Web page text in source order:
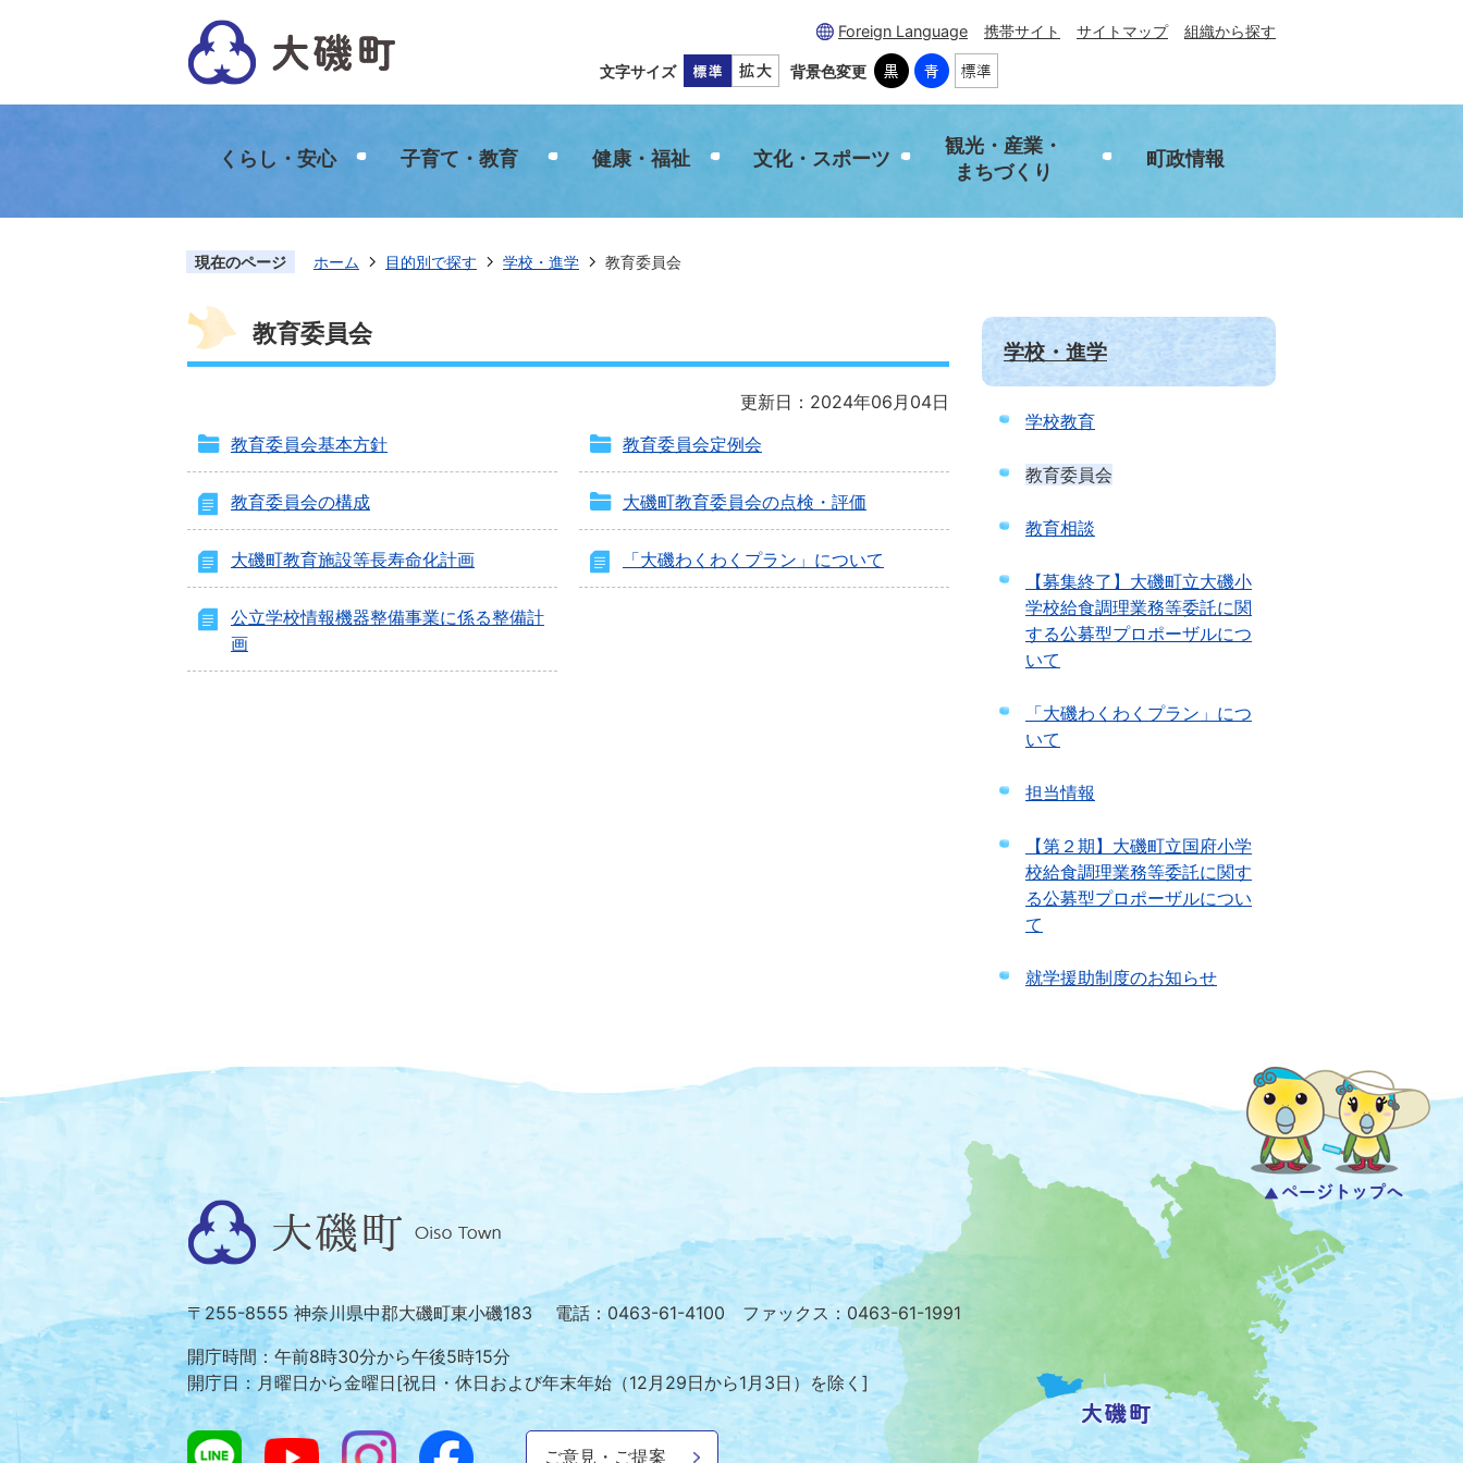
Foreign Language 携帯サイト サイトマップ 組織から探す
文字サイズ 背景色変更
くらし・安心 子育て・教育 健康・福祉 文化・スポーツ
観光・産業・
まちづくり
町政情報
現在のページ ホーム 目的別で探す 学校・進学 教育委員会
教育委員会
更新日：2024年06月04日
教育委員会基本方針
教育委員会定例会
教育委員会の構成 大磯町教育委員会の点検・評価
大磯町教育施設等長寿命化計画 「大磯わくわくプラン」について
公立学校情報機器整備事業に係る整備計
画
学校・進学
学校教育
教育委員会
教育相談
【募集終了】大磯町立大磯小
学校給食調理業務等委託に関
する公募型プロポーザルにつ
いて
「大磯わくわくプラン」につ
いて
担当情報
【第２期】大磯町立国府小学
校給食調理業務等委託に関す
る公募型プロポーザルについ
て
就学援助制度のお知らせ
位
置
を
記
し
地
図。
大
磯
Oiso
Town
〒255-8555 神奈川県中郡大磯町東小磯183 電話：0463-61-4100 ファックス：0463-61-1991
開庁時間：午前8時30分から午後5時15分
開庁日：月曜日から金曜日[祝日・休日および年末年始（12月29日から1月3日）を除く]
ご意見・ご提案